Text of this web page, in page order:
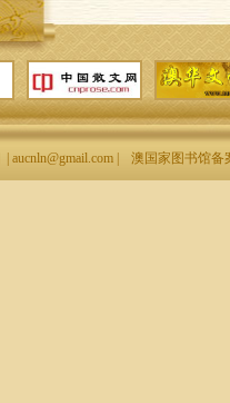
| aucnln@gmail.com | 澳国家图书馆备